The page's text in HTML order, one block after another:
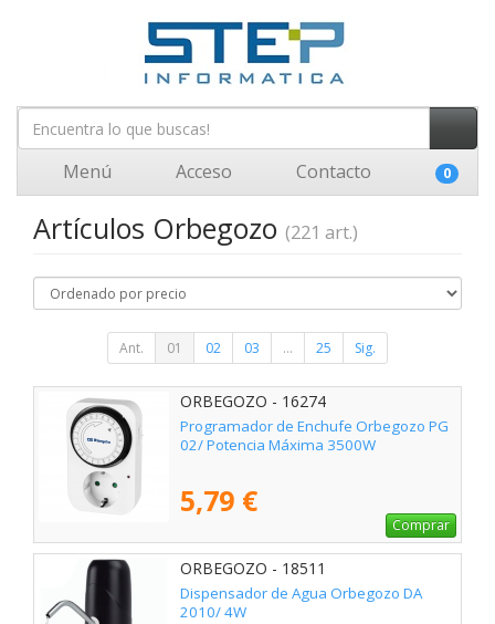
Menú Acceso Contacto 0
Artículos Orbegozo (221 art.)
Ant. 01 02 03 ... 25 Sig.
ORBEGOZO - 16274
Programador de Enchufe Orbegozo PG
02/ Potencia Máxima 3500W
5,79 €
Comprar
ORBEGOZO - 18511
Dispensador de Agua Orbegozo DA
2010/ 4W